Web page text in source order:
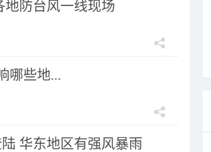
地防台风一线现场
哪些地...
华东地区有强风暴雨